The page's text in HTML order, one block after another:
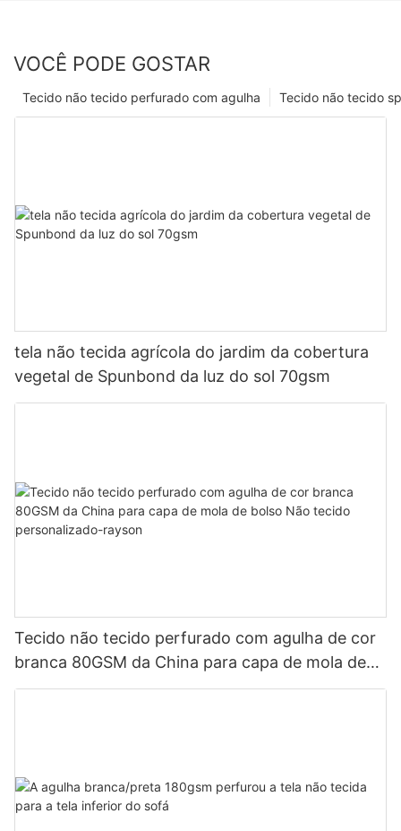
VOCÊ PODE GOSTAR
Tecido não tecido
Tecido não tecido perfurado com agulha
tela não tecida agrícola do jardim da cobertura
vegetal de Spunbond da luz do sol 70gsm
Tecido não tecido perfurado com agulha de cor
branca 80GSM da China para capa de mola de
bolso Não tecido personalizado-rayson